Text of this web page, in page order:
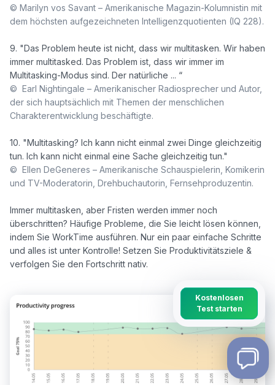
© Marilyn vos Savant – Amerikanische Magazin-Kolumnistin mit
dem höchsten aufgezeichneten Intelligenzquotienten (IQ 228).
9. "Das Problem heute ist nicht, dass wir multitasken. Wir haben
immer multitasked. Das Problem ist, dass wir immer im
©  Earl Nightingale – Amerikanischer Radiosprecher und Autor,
der sich hauptsächlich mit Themen der menschlichen
Charakterentwicklung beschäftigte.
10. "Multitasking? Ich kann nicht einmal zwei Dinge gleichzeitig
©  Ellen DeGeneres – Amerikanische Schauspielerin, Komikerin
und TV-Moderatorin, Drehbuchautorin, Fernsehproduzentin.
Immer multitasken, aber Fristen werden immer noch
überschritten? Häufige Probleme, die Sie leicht lösen können,
indem Sie WorkTime ausführen. Nur ein paar einfache Schritte
und alles ist unter Kontrolle! Setzen Sie Produktivitätsziele &
Kostenlosen
Test starten